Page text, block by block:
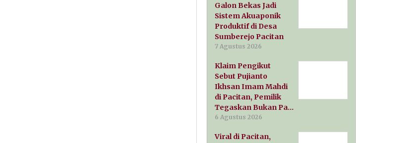
Galon Bekas Jadi
Sistem Akuaponik
Produktif di Desa
Sumberejo Pacitan
7 Agustus 2026
Klaim Pengikut
Sebut Pujianto
Ikhsan Imam Mahdi
di Pacitan, Pemilik
Tegaskan Bukan Pa…
6 Agustus 2026
Viral di Pacitan,